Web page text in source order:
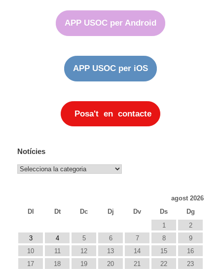
APP USOC per Android
APP USOC per iOS
Posa't en contacte
Notícies
Notícies
agost 2026
Dl
Dt Dc Dj Dv Ds
Dg
1
2
3
4 5 6 7 8
9
10
11 12 13 14 15
16
17
18 19 20 21 22
23